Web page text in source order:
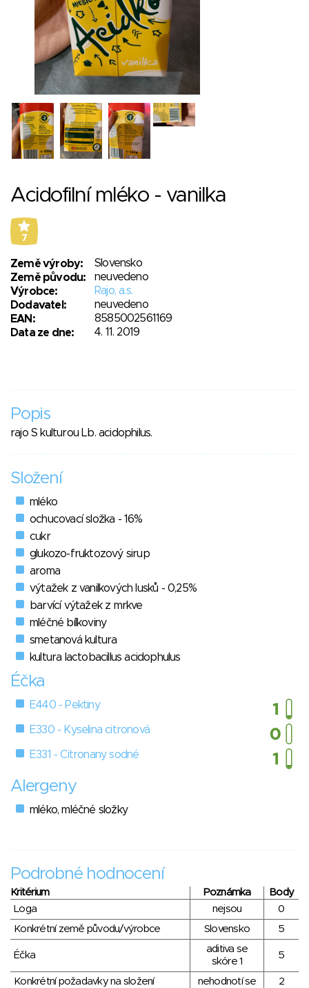
Acidofilní mléko - vanilka
7
Země výroby:
Slovensko
Země původu:
neuvedeno
Výrobce:
Rajo, a.s.
Dodavatel:
neuvedeno
EAN:
8585002561169
Data ze dne:
4. 11. 2019
Popis
rajo S kulturou Lb. acidophilus.
Složení
mléko
ochucovací složka - 16%
cukr
glukozo-fruktozový sirup
aroma
výtažek z vanilkových lusků - 0,25%
barvící výtažek z mrkve
mléčné bílkoviny
smetanová kultura
kultura lactobacillus acidophulus
Éčka
E440 - Pektiny
E330 - Kyselina citronová
E331 - Citronany sodné
Alergeny
mléko, mléčné složky
Podrobné hodnocení
Kritérium Poznámka
Body
Loga
nejsou
0
Konkrétní země původu/výrobce
Slovensko 5
Éčka
aditiva se
skóre 1
5
Konkrétní požadavky na složení nehodnotí se
2